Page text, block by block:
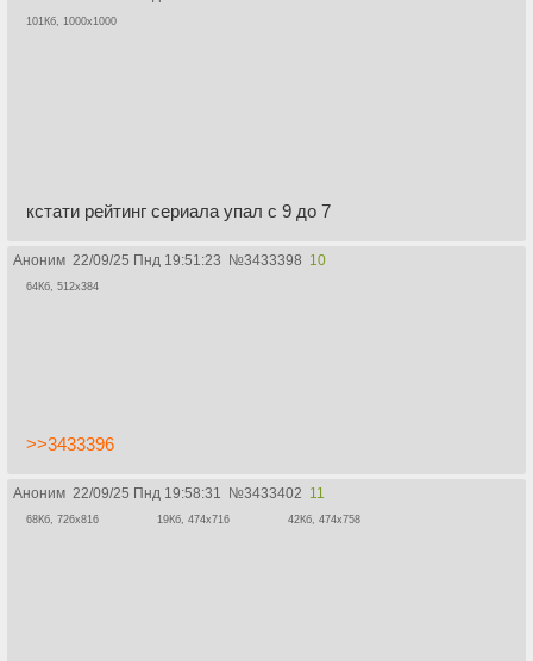
101Кб, 1000x1000
кстати рейтинг сериала упал с 9 до 7
Аноним 22/09/25 Пнд 19:51:23 №3433398 10
64Кб, 512x384
>>3433396
Аноним 22/09/25 Пнд 19:58:31 №3433402 11
68Кб, 726x816 19Кб, 474x716 42Кб, 474x758